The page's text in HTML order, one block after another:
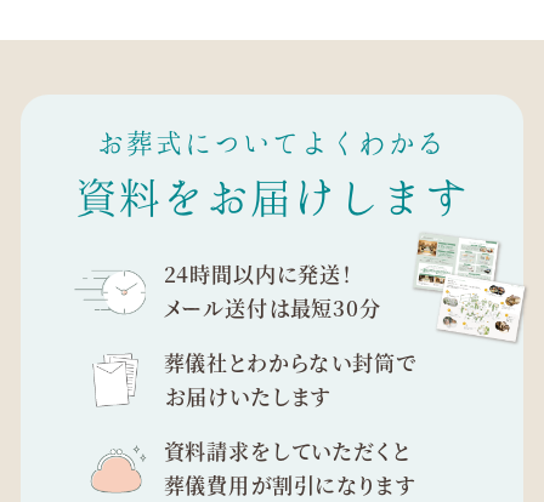
お葬式についてよくわかる
資料をお届けします
24時間以内に発送！
メール送付は最短30分
葬儀社とわからない封筒で
お届けいたします
資料請求をしていただくと
葬儀費用が割引になります